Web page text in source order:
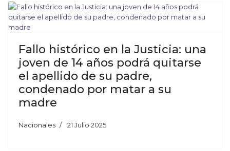
Fallo histórico en la Justicia: una
joven de 14 años podrá quitarse
el apellido de su padre,
condenado por matar a su
madre
Nacionales 21 Julio 2025